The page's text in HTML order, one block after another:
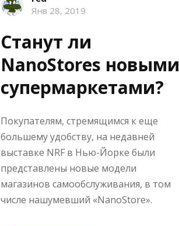
Янв 28, 2019
Станут ли
NanoStores новыми
супермаркетами?
Покупателям, стремящимся к еще
большему удобству, на недавней
выставке NRF в Нью-Йорке были
представлены новые модели
магазинов самообслуживания, в том
числе нашумевший «NanoStore».